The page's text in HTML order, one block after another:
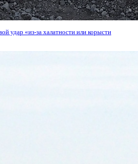
удар «из-за халатности или корысти